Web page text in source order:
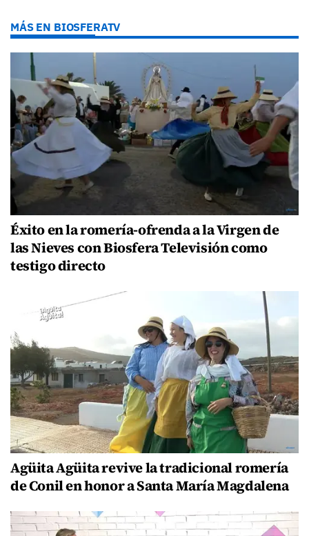
MÁS EN BIOSFERATV
Éxito en la romería-ofrenda a la Virgen de
las Nieves con Biosfera Televisión como
testigo directo
Agüita Agüita revive la tradicional romería
de Conil en honor a Santa María Magdalena